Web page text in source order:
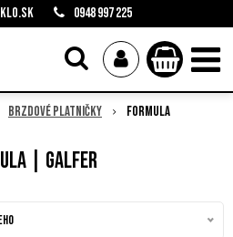
0948 997 225
Brzdové platničky Formula
| Galfer